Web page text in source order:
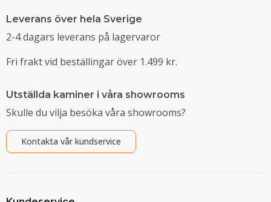
Leverans över hela Sverige
2-4 dagars leverans på lagervaror
Fri frakt vid beställingar över 1.499 kr.
Utställda kaminer i våra showrooms
Skulle du vilja besöka våra showrooms?
Kontakta vår kundservice